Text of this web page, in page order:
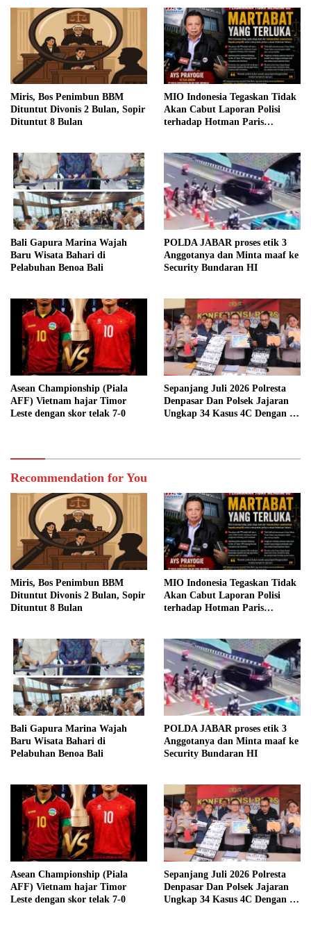
Miris, Bos Penimbun BBM
Dituntut Divonis 2 Bulan, Sopir
Dituntut 8 Bulan
MIO Indonesia Tegaskan Tidak
Akan Cabut Laporan Polisi
terhadap Hotman Paris
Bali Gapura Marina Wajah
Baru Wisata Bahari di
Pelabuhan Benoa Bali
POLDA JABAR proses etik 3
Anggotanya dan Minta maaf ke
Security Bundaran HI
Asean Championship (Piala
AFF) Vietnam hajar Timor
Leste dengan skor telak 7-0
Sepanjang Juli 2026 Polresta
Denpasar Dan Polsek Jajaran
Ungkap 34 Kasus 4C Dengan 42
Recommendation for You
Miris, Bos Penimbun BBM
Dituntut Divonis 2 Bulan, Sopir
Dituntut 8 Bulan
MIO Indonesia Tegaskan Tidak
Akan Cabut Laporan Polisi
terhadap Hotman Paris
Bali Gapura Marina Wajah
Baru Wisata Bahari di
Pelabuhan Benoa Bali
POLDA JABAR proses etik 3
Anggotanya dan Minta maaf ke
Security Bundaran HI
Asean Championship (Piala
AFF) Vietnam hajar Timor
Leste dengan skor telak 7-0
Sepanjang Juli 2026 Polresta
Denpasar Dan Polsek Jajaran
Ungkap 34 Kasus 4C Dengan 42